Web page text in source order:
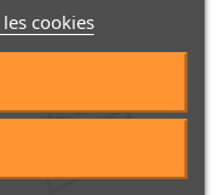
cookies